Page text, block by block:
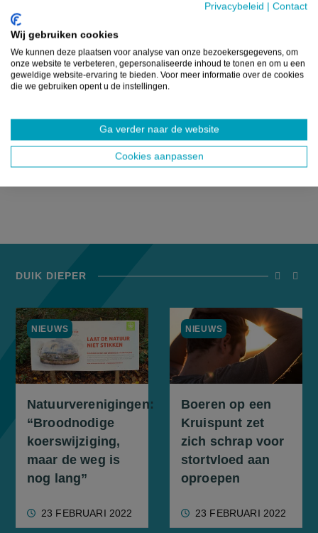
Privacybeleid | Contact
Wij gebruiken cookies
We kunnen deze plaatsen voor analyse van onze bezoekersgegevens, om
onze website te verbeteren, gepersonaliseerde inhoud te tonen en om u een
geweldige website-ervaring te bieden. Voor meer informatie over de cookies
die we gebruiken opent u de instellingen.
Ga verder naar de website
Cookies aanpassen
Een groep Kempense boeren heeft woensdagochtend
een persoonlijke brief overhandigd op het thuisadres van
Vlaams minister-president Jan Jambon (N-VA). Het betrof
23 FEBRUARI 2022
Lees meer
DUIK DIEPER
Natuurverenigingen:
“Broodnodige
koerswijziging,
maar de weg is
nog lang”
23 FEBRUARI 2022
NIEUWS
Boeren op een
Kruispunt zet
zich schrap voor
stortvloed aan
oproepen
23 FEBRUARI 2022
NIEUWS